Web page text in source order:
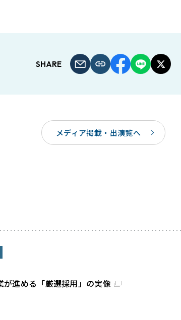
SHARE
メディア掲載・出演覧へ
進める「厳選採用」の実像